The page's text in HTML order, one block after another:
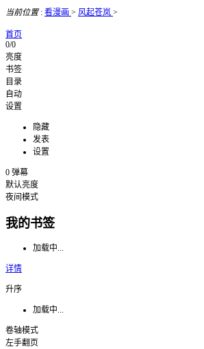
当前位置: 看漫画 > 风起苍岚 >
首页
0/0
亮度
书签
目录
自动
设置
隐藏
发表
设置
0 弹幕
默认亮度
夜间模式
我的书签
加载中...
详情
升序
加载中...
卷轴模式
左手翻页